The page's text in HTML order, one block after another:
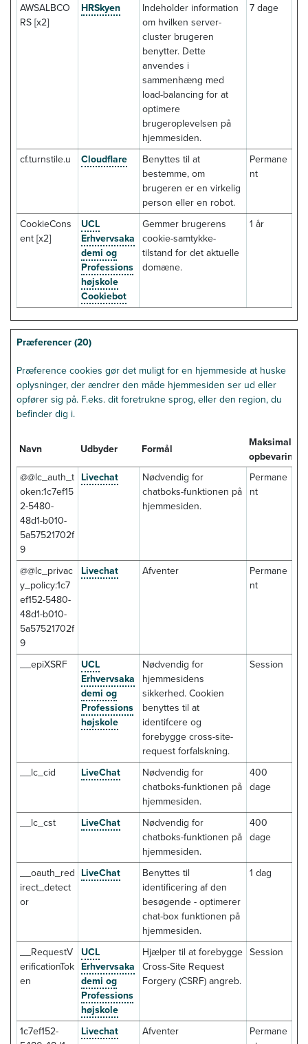
AWSALBCO
RS [x2]
HRSkyen
Indeholder information
om hvilken server-
cluster brugeren
benytter. Dette
anvendes i
sammenhæng med
load-balancing for at
optimere
brugeroplevelsen på
hjemmesiden.
7 dage
cf.turnstile.u Cloudflare
Benyttes til at
bestemme, om
brugeren er en virkelig
person eller en robot.
Permane
nt
CookieCons
ent [x2]
UCL
Erhvervsaka
demi og
Professions
højskole
Cookiebot
Gemmer brugerens
cookie-samtykke-
tilstand for det aktuelle
domæne.
1 år
Præferencer (20)
Præference cookies gør det muligt for en hjemmeside at huske
oplysninger, der ændrer den måde hjemmesiden ser ud eller
opfører sig på. F.eks. dit foretrukne sprog, eller den region, du
befinder dig i.
Navn Udbyder Formål
Maksimal
@@lc_auth_t
oken:1c7ef15
2-5480-
48d1-b010-
5a57521702f
9
Livechat
Nødvendig for
chatboks-funktionen på
hjemmesiden.
Permane
nt
@@lc_privac
y_policy:1c7
ef152-5480-
48d1-b010-
5a57521702f
9
Livechat Afventer
Permane
nt
__epiXSRF
UCL
Erhvervsaka
demi og
Professions
højskole
Nødvendig for
hjemmesidens
sikkerhed. Cookien
benyttes til at
identifcere og
forebygge cross-site-
request forfalskning.
Session
__lc_cid LiveChat
Nødvendig for
chatboks-funktionen på
hjemmesiden.
400
dage
__lc_cst LiveChat
Nødvendig for
chatboks-funktionen på
hjemmesiden.
400
dage
__oauth_red
irect_detect
or
LiveChat
Benyttes til
identificering af den
besøgende - optimerer
chat-box funktionen på
hjemmesiden.
1 dag
__RequestV
erificationTok
en
UCL
Erhvervsaka
demi og
Professions
højskole
Hjælper til at forebygge
Cross-Site Request
Forgery (CSRF) angreb.
Session
1c7ef152-
Livechat Afventer
Permane